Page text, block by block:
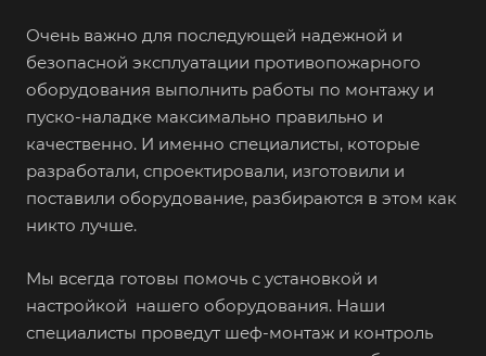
Очень важно для последующей надежной и
безопасной эксплуатации противопожарного
оборудования выполнить работы по монтажу и
пуско-наладке максимально правильно и
качественно. И именно специалисты, которые
разработали, спроектировали, изготовили и
поставили оборудование, разбираются в этом как
никто лучше.
Мы всегда готовы помочь с установкой и
настройкой нашего оборудования. Наши
специалисты проведут шеф-монтаж и контроль